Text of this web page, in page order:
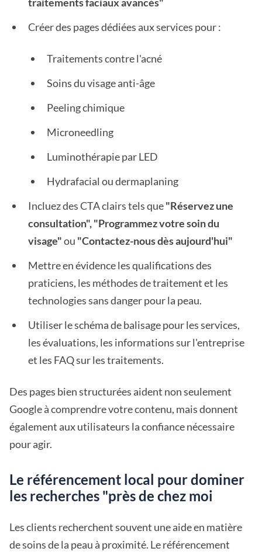
Créer des pages dédiées aux services pour :
Traitements contre l'acné
Soins du visage anti-âge
Peeling chimique
Microneedling
Luminothérapie par LED
Hydrafacial ou dermaplaning
Incluez des CTA clairs tels que"Réservez une
consultation", "Programmez votre soin du
visage"ou "Contactez-nous dès aujourd'hui"
Mettre en évidence les qualifications des
praticiens, les méthodes de traitement et les
technologies sans danger pour la peau.
Utiliser le schéma de balisage pour les services,
les évaluations, les informations sur l'entreprise
et les FAQ sur les traitements.
Des pages bien structurées aident non seulement
Google à comprendre votre contenu, mais donnent
également aux utilisateurs la confiance nécessaire
pour agir.
Le référencement local pour dominer
les recherches "près de chez moi
Les clients recherchent souvent une aide en matière
de soins de la peau à proximité. Le référencement